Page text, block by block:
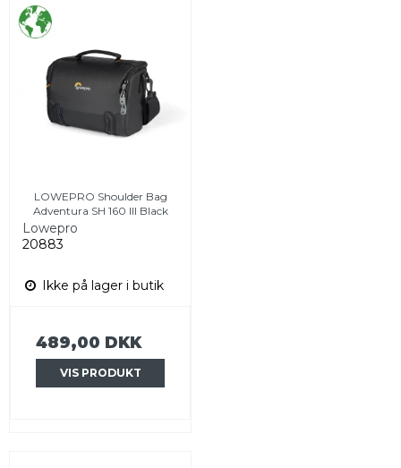
LOWEPRO Shoulder Bag
Adventura SH 160 III Black
Lowepro
20883
Ikke på lager i butik
489,00 DKK
VIS PRODUKT